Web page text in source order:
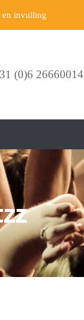
en invulling
(0)6 26660014